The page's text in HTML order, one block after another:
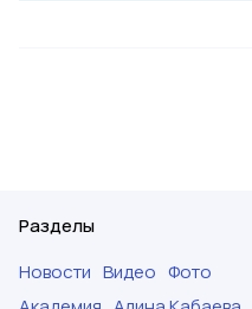
Разделы
Новости Видео Фото